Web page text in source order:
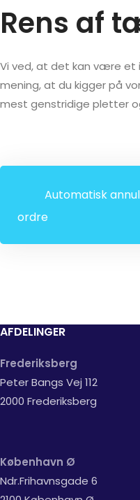
Rens af
Vi ved, at det kan være et
mening, at du kigger på
mest genstridige pletter
Automatisk
ordre
AFDELINGER
Frederiksberg
Peter Bangs Vej 112
2000 Frederiksberg
København Ø
Ndr.Frihavnsgade 6